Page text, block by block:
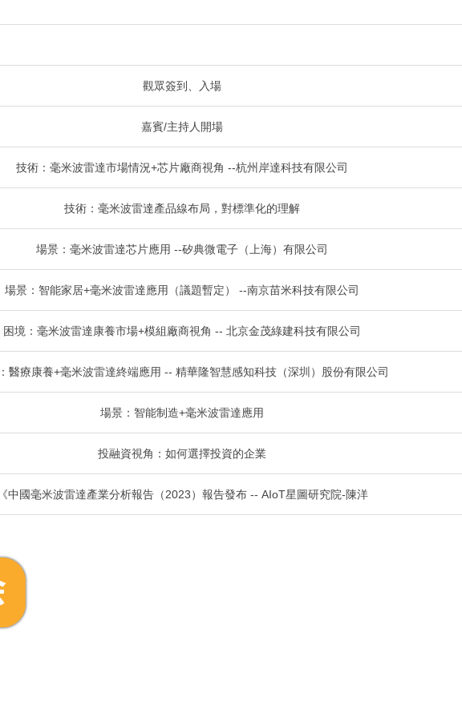
觀眾簽到、入場
嘉賓/主持人開場
技術：毫米波雷達市場情況+芯片廠商視角 --杭州岸達科技有限公司
技術：毫米波雷達產品線布局，對標準化的理解
場景：毫米波雷達芯片應用 --矽典微電子（上海）有限公司
場景：智能家居+毫米波雷達應用（議題暫定） --南京苗米科技有限公司
困境：毫米波雷達康養市場+模組廠商視角 -- 北京金茂綠建科技有限公司
醫療康養+毫米波雷達終端應用 -- 精華隆智慧感知科技（深圳）股份有限公司
場景：智能制造+毫米波雷達應用
投融資視角：如何選擇投資的企業
《中國毫米波雷達產業分析報告（2023）報告發布 -- AIoT星圖研究院-陳洋